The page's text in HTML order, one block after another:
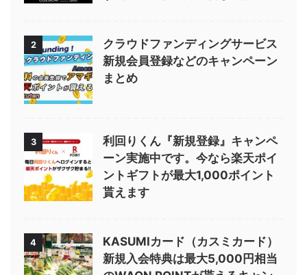
2
クラウドファンディングサービス
新規会員登録などのキャンペーン
まとめ
3
利回りくん『新規登録』キャンペ
ーン実施中です。今なら楽天ポイ
ントギフトが最大1,000ポイント
貰えます
4
KASUMIカード（カスミカード）
新規入会特典は最大5,000円相当